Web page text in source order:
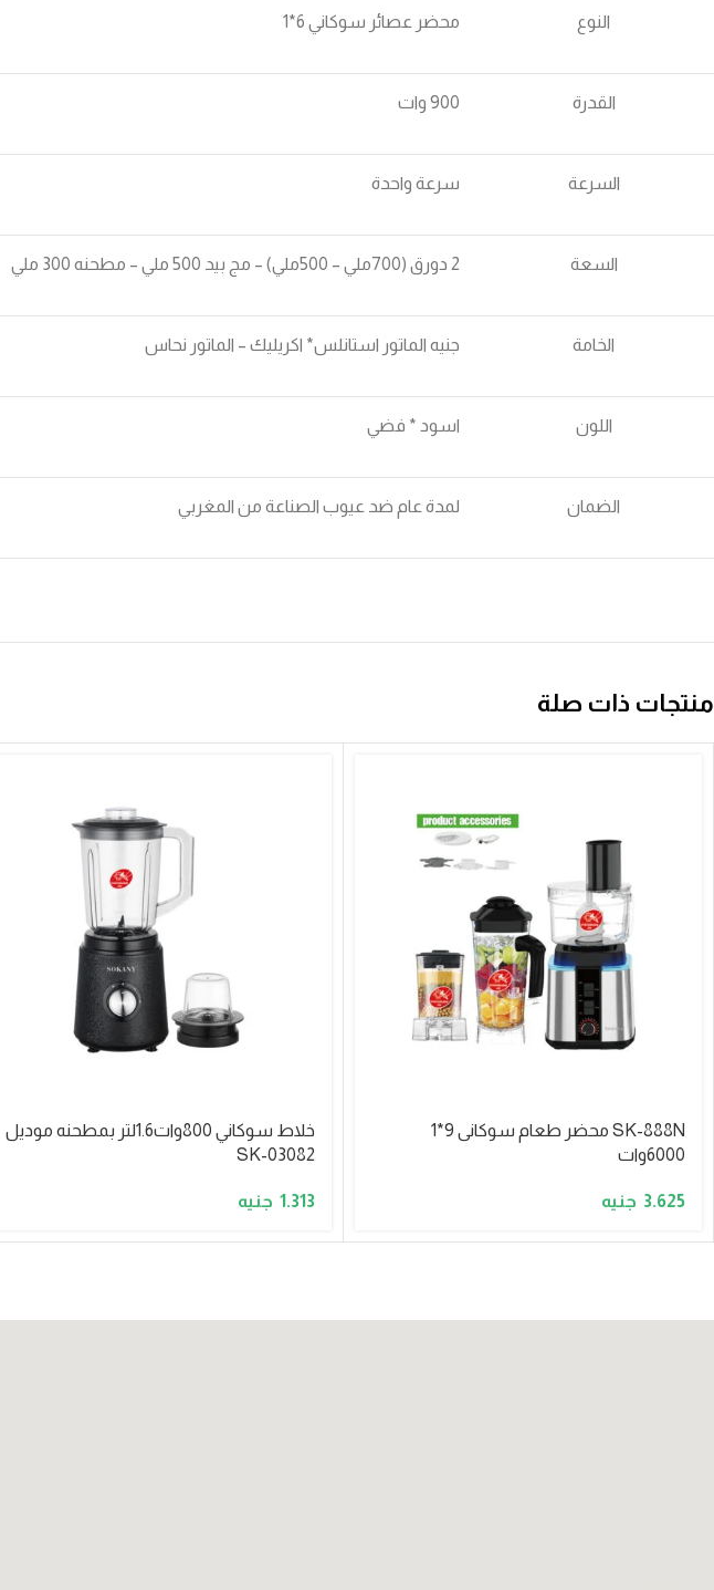
النوع محضر عصائر سوكاني 6*1
القدرة 900 وات
السرعة سرعة واحدة
السعة 2 دورق (700ملي – 500ملي) – مج بيد 500 ملي – مطحنه 300 ملي
الخامة جنيه الماتور استانلس* اكريليك – الماتور نحاس
اللون اسود * فضي
الضمان لمدة عام ضد عيوب الصناعة من المغربي
منتجات ذات صلة
SK-888N محضر طعام سوكانى 9*1
6000وات
3.625
خلاط سوكاني 800وات1.6لتر بمطحنه موديل
SK-03082
1.313